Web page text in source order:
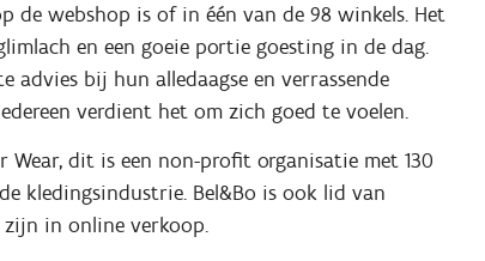
de webshop is of in één van de 98 winkels. Het
en een goeie portie goesting in de dag.
advies bij hun alledaagse en verrassende
verdient het om zich goed te voelen.
dit is een non-profit organisatie met 130
kledingsindustrie. Bel&Bo is ook lid van
zijn in online verkoop.